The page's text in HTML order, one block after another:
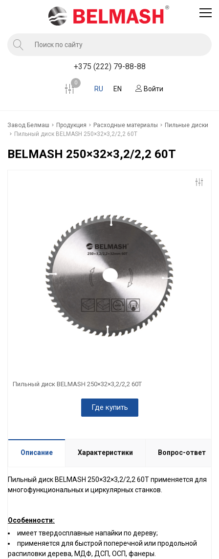
+375 (222) 79-88-88
0
RU EN Войти
Услуги завода BELMASH
Компания
Новости
Контакты
Завод Белмаш Продукция Расходные материалы
Пильные диски
Пильный диск BELMASH 250×32×3,2/2,2 60Т
BELMASH 250×32×3,2/2,2 60Т
Пильный диск BELMASH 250×32×3,2/2,2 60Т
Где купить
Описание Характеристики Вопрос-ответ
Пильный диск BELMASH 250×32×3,2/2,2 60Т применяется для
многофункциональных и циркулярных станков.
Особенности:
имеет твердосплавные напайки по дереву;
применяется для быстрой поперечной или продольной
распиловки дерева, МДФ, ДСП, ОСП, фанеры.